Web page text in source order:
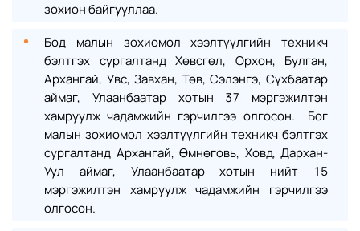
зохион байгууллаа.
Бод малын зохиомол хээлтүүлгийн техникч
бэлтгэх сургалтанд Хөвсгөл, Орхон, Булган,
Архангай, Увс, Завхан, Төв, Сэлэнгэ, Сүхбаатар
аймаг, Улаанбаатар хотын 37 мэргэжилтэн
хамруулж чадамжийн гэрчилгээ олгосон. Бог
малын зохиомол хээлтүүлгийн техникч бэлтгэх
сургалтанд Архангай, Өмнөговь, Ховд, Дархан-
Уул аймаг, Улаанбаатар хотын нийт 15
мэргэжилтэн хамруулж чадамжийн гэрчилгээ
олгосон.